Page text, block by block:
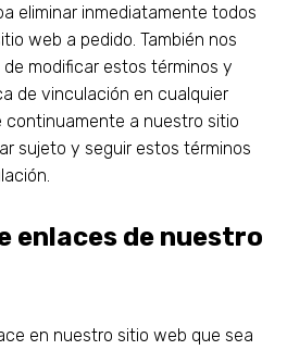
eliminar inmediatamente todos
web a pedido. También nos
modificar estos términos y
de vinculación en cualquier
continuamente a nuestro sitio
sujeto y seguir estos términos
enlaces de nuestro
en nuestro sitio web que sea